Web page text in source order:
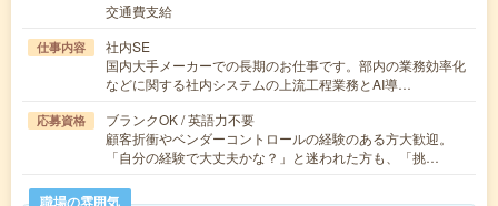
交通費支給
仕事内容
社内SE
国内大手メーカーでの長期のお仕事です。部内の業務効率化
などに関する社内システムの上流工程業務とAI導…
応募資格
ブランクOK / 英語力不要
顧客折衝やベンダーコントロールの経験のある方大歓迎。
「自分の経験で大丈夫かな？」と迷われた方も、「挑…
職場の雰囲気